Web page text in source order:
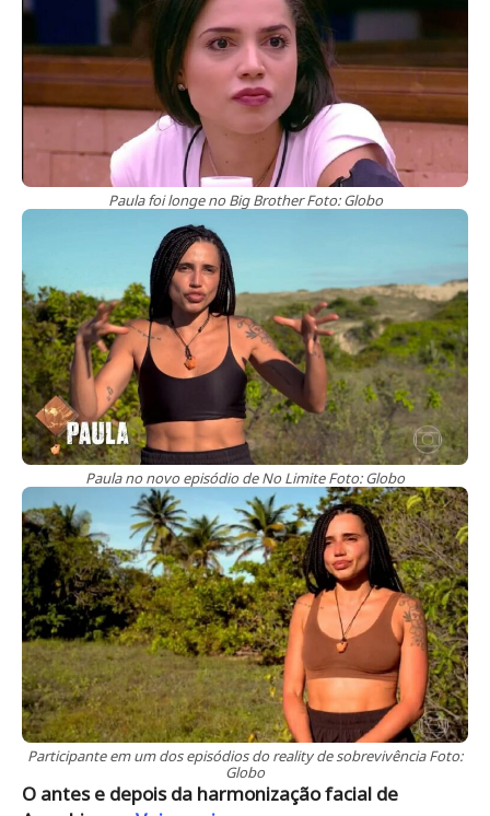
Paula foi longe no Big Brother Foto: Globo
Paula no novo episódio de No Limite Foto: Globo
Participante em um dos episódios do reality de sobrevivência Foto:
Globo
O antes e depois da harmonização facial de